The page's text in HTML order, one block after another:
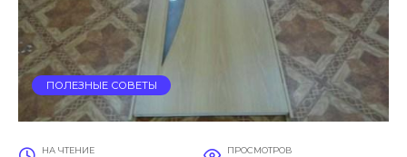
ПОЛЕЗНЫЕ СОВЕТЫ
НА ЧТЕНИЕ ПРОСМОТРОВ